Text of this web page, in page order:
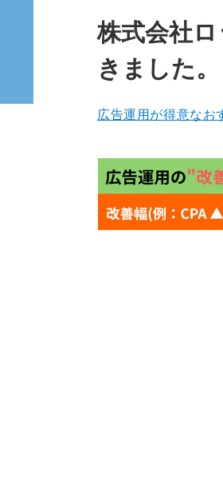
株式会社
きました。
広告運用が得意なお